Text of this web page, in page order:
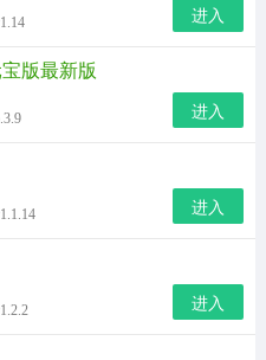
进入
版最新版
进入
进入
进入